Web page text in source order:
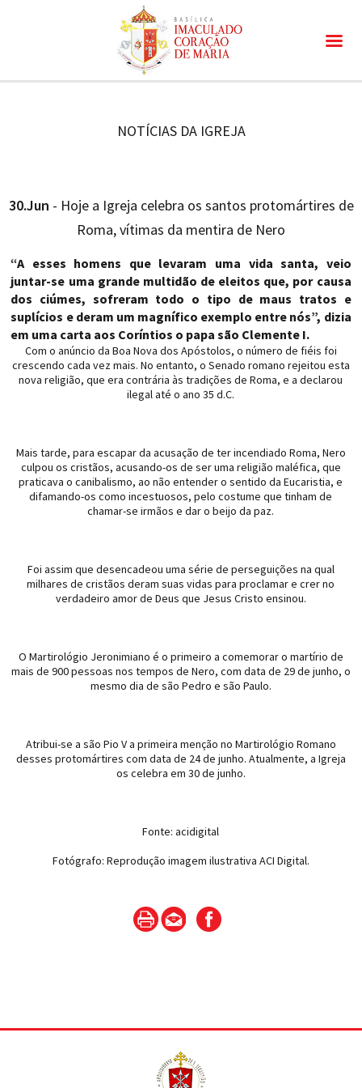
NOTÍCIAS DA IGREJA
30.Jun - Hoje a Igreja celebra os santos protomártires de
Roma, vítimas da mentira de Nero
“A esses homens que levaram uma vida santa, veio
juntar-se uma grande multidão de eleitos que, por causa
dos ciúmes, sofreram todo o tipo de maus tratos e
suplícios e deram um magnífico exemplo entre nós”, dizia
em uma carta aos Coríntios o papa são Clemente I.
Com o anúncio da Boa Nova dos Apóstolos, o número de fiéis foi
crescendo cada vez mais. No entanto, o Senado romano rejeitou esta
nova religião, que era contrária às tradições de Roma, e a declarou
ilegal até o ano 35 d.C.
Mais tarde, para escapar da acusação de ter incendiado Roma, Nero
culpou os cristãos, acusando-os de ser uma religião maléfica, que
praticava o canibalismo, ao não entender o sentido da Eucaristia, e
difamando-os como incestuosos, pelo costume que tinham de
chamar-se irmãos e dar o beijo da paz.
Foi assim que desencadeou uma série de perseguições na qual
milhares de cristãos deram suas vidas para proclamar e crer no
verdadeiro amor de Deus que Jesus Cristo ensinou.
O Martirológio Jeronimiano é o primeiro a comemorar o martírio de
mais de 900 pessoas nos tempos de Nero, com data de 29 de junho, o
mesmo dia de são Pedro e são Paulo.
Atribui-se a são Pio V a primeira menção no Martirológio Romano
desses protomártires com data de 24 de junho. Atualmente, a Igreja
os celebra em 30 de junho.
Fonte: acidigital
Fotógrafo: Reprodução imagem ilustrativa ACI Digital.